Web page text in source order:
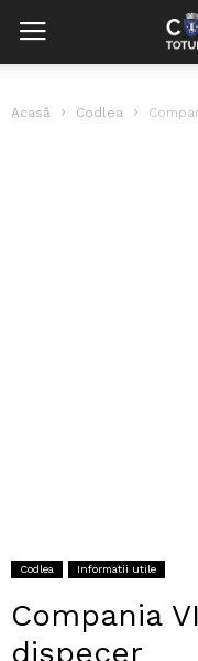
Acasă Codlea
Codlea Informatii utile
Compania
dispecer